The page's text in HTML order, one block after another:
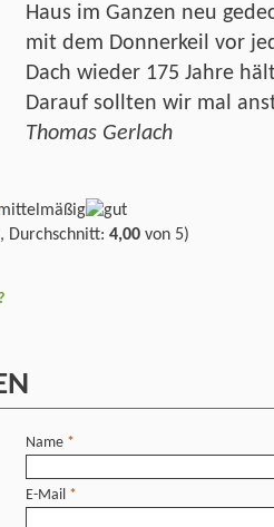
Haus im Ganzen neu
mit dem Donnerkeil vor
Dach wieder 175 Jahre
Darauf sollten wir mal
Thomas Gerlach
Durchschnitt: 4,00 von 5)
Name *
E-Mail *